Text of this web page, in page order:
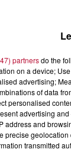
aussi de
d'un
situation
partnersdo the
on a device;
advertising;
of data
personalised
advertising
address and
precise
transmitted